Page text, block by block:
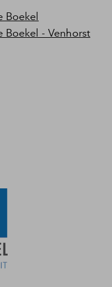
Boekel
Boekel - Venhorst